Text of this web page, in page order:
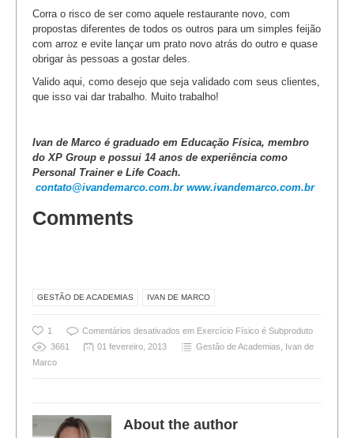
Corra o risco de ser como aquele restaurante novo, com
propostas diferentes de todos os outros para um simples feijão
com arroz e evite lançar um prato novo atrás do outro e quase
obrigar às pessoas a gostar deles.
Valido aqui, como desejo que seja validado com seus clientes,
que isso vai dar trabalho. Muito trabalho!
Ivan de Marco é graduado em Educação Física, membro
do XP Group e possui 14 anos de experiência como
Personal Trainer e Life Coach.
contato@ivandemarco.com.br www.ivandemarco.com.br
Comments
GESTÃO DE ACADEMIAS IVAN DE MARCO
1 Comentários desativados em Exercício Físico é Subproduto
3661
01 fevereiro, 2013 Gestão de Academias
Ivan de
Marco
About the author